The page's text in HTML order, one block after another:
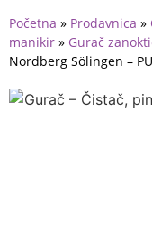
Početna » Prodavnica »
manikir » Gurač
Nordberg Sölingen –